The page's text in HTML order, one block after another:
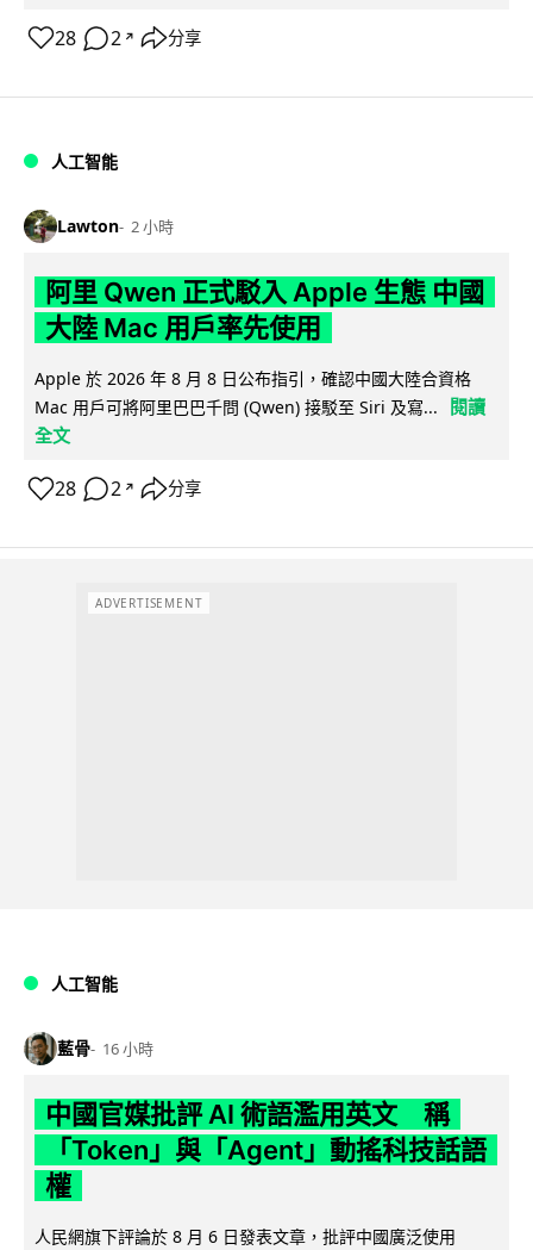
28 2 ↗ 分享
人工智能
Lawton 2 小時
阿里 Qwen 正式駁入 Apple 生態 中國
大陸 Mac 用戶率先使用
Apple 於 2026 年 8 月 8 日公布指引，確認中國大陸合資格
Mac 用戶可將阿里巴巴千問 (Qwen) 接駁至 Siri 及寫...
閱讀
全文
28 2 ↗ 分享
ADVERTISEMENT
人工智能
藍骨 16 小時
中國官媒批評 AI 術語濫用英文 稱
「Token」與「Agent」動搖科技話語
權
人民網旗下評論於 8 月 6 日發表文章，批評中國廣泛使用